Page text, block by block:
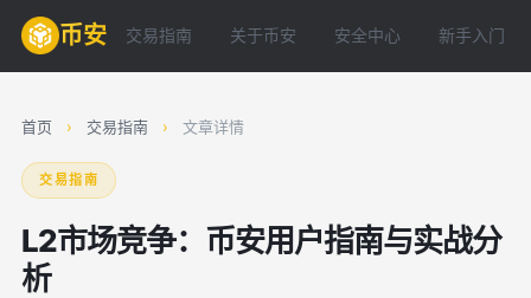
币安 交易指南 关于币安 安全中心 新手入门
首页 › 交易指南 › 文章详情
交易指南
L2市场竞争：币安用户指南与实战分
析